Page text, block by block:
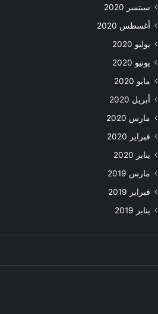
سبتمبر 2020
أغسطس 2020
يوليو 2020
يونيو 2020
مايو 2020
أبريل 2020
مارس 2020
فبراير 2020
يناير 2020
مارس 2019
فبراير 2019
يناير 2019